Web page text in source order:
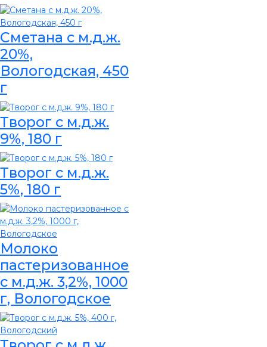
Сметана с м.д.ж.
20%,
Вологодская, 450
г
Творог с м.д.ж.
9%, 180 г
Творог с м.д.ж.
5%, 180 г
Молоко
пастеризованное
с м.д.ж. 3,2%, 1000
г, Вологодское